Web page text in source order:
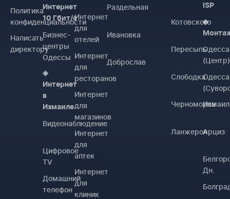
Политика
конфиденциальности
Написать
директору
Интернет
10 Гбит/с
Бизнес-
центры
Одессы
◈
Интернет
в
Измаиле
Видеонаблюдение
Цифровое
TV
Домашний
телефон
Интернет
для
отелей
Интернет
для
ресторанов
Интернет
для
магазинов
Интернет
для
аптек
Интернет
для
клиник
Раздельная
Ивановка
Доброслав
Котовского
Пересыпь
Слободка
Черноморка
Ланжерон
ISP
◈
Одесса
(Центр)
Одесса
Измаил
Арциз
Дн.